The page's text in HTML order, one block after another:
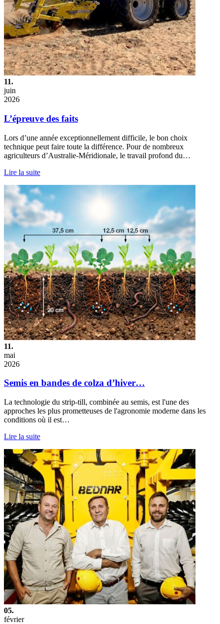
11.
juin
2026
L’épreuve des faits
Lors d’une année exceptionnellement difficile, le bon choix
technique peut faire toute la différence. Pour de nombreux
agriculteurs d’Australie-Méridionale, le travail profond du…
Lire la suite
11.
mai
2026
Semis en bandes de colza d’hiver…
La technologie du strip-till, combinée au semis, est l'une des
approches les plus prometteuses de l'agronomie moderne dans les
conditions où il est…
Lire la suite
05.
février